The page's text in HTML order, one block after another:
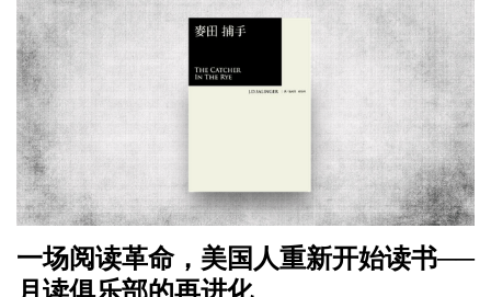
一场阅读革命，美国人重新开始读书──
月读俱乐部的再进化